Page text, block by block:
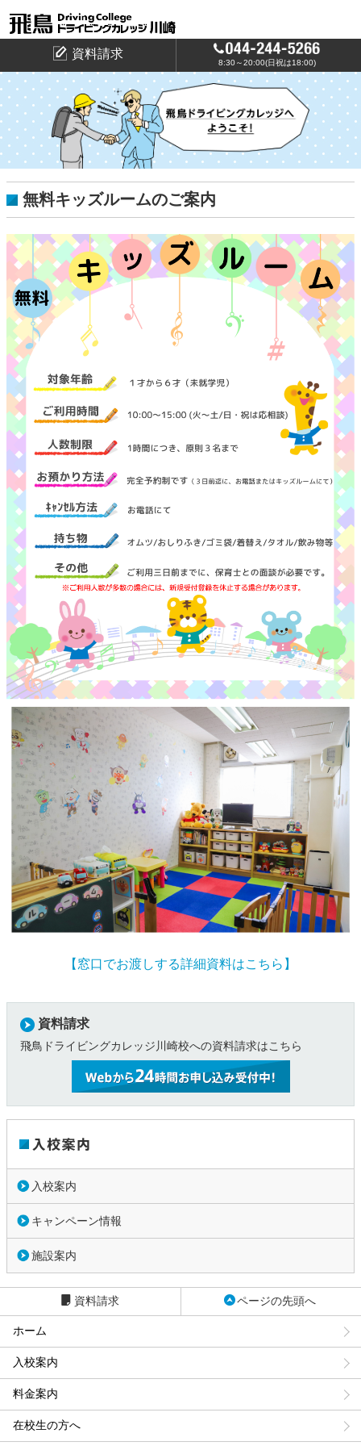
資料請求
8:30～20:00(日祝は18:00)
無料キッズルームのご案内
【窓口でお渡しする詳細資料はこちら】
資料請求
飛鳥ドライビングカレッジ川崎校への資料請求はこちら
入校案内
キャンペーン情報
施設案内
資料請求 ページの先頭へ
ホーム
入校案内
料金案内
在校生の方へ